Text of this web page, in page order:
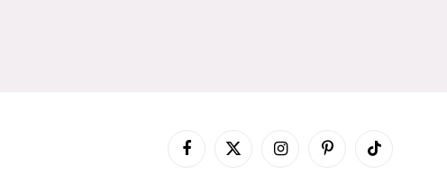
FacebookX
InstagramPinterestTikTok